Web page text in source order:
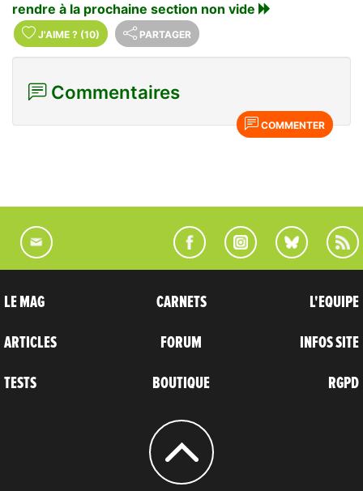
rendre à la prochaine section non vide
J'AIME ? (10) PARTAGER
Commentaires
COMMENTER
LE MAG
ARTICLES
TESTS
CARNETS
FORUM
BOUTIQUE
L'EQUIPE
INFOS SITE
RGPD